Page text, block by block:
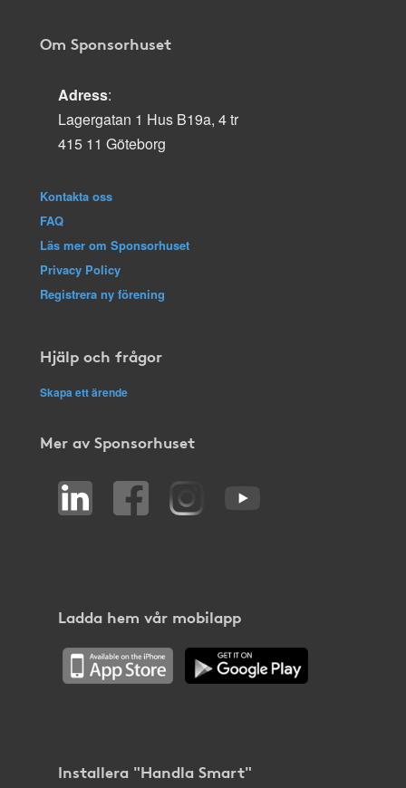
Om Sponsorhuset
Adress:
Lagergatan 1 Hus B19a, 4 tr
415 11 Göteborg
Kontakta oss
FAQ
Läs mer om Sponsorhuset
Privacy Policy
Registrera ny förening
Hjälp och frågor
Skapa ett ärende
Mer av Sponsorhuset
Ladda hem vår mobilapp
Installera "Handla Smart"